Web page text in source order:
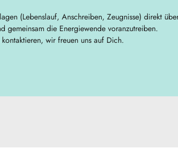
(Lebenslauf, Anschreiben, Zeugnisse) direkt
gemeinsam die Energiewende voranzutreiben.
wir freuen uns auf Dich.